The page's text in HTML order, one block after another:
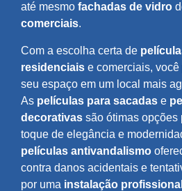
até mesmo fachadas de vidro
comerciais.
Com a escolha certa de
residenciais e comerciais,
seu espaço em um local mais
As películas para sacadas e
decorativas são ótimas opções
toque de elegância e
películas antivandalismo
contra danos acidentais e
por uma instalação profissional